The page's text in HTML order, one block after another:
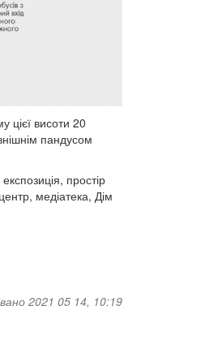
цієї висоти 20
пандусом
простір
медіатека, Дім
2021 05 14, 10:19